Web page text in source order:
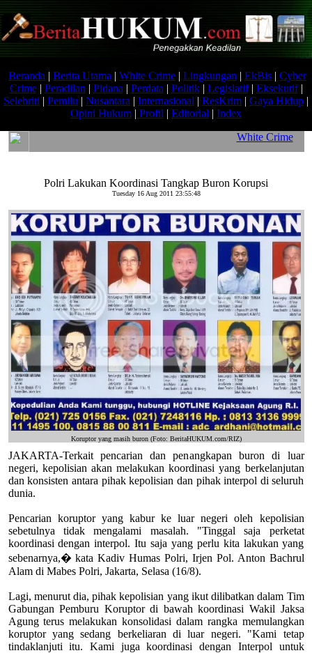
Beranda | Berita Utama | White Crime | Lingkungan | EkBis | Cyber
Crime| Peradilan | Pidana | Perdata | Politik| Legislatif| Eksekutif|
Selebriti | Pemilu | Nusantara | Internasional | ResKrim | Gaya Hidup |
Opini Hukum | Profil | Editorial | Index
White Crime
Polri Lakukan Koordinasi Tangkap Buron Korupsi
Tuesday 16 Aug 2011 23:55:48
Koruptor yang masih buron (Foto: BeritaHUKUM.com/RIZ)
JAKARTA-Terkait pencarian dan penangkapan buron di luar
negeri, kepolisian akan melakukan koordinasi yang berkelanjutan
dan konsisten antara pihak kepolisian dan pihak interpol di seluruh
dunia.
Pencarian koruptor yang kabur ke luar negeri oleh kepolisian
sebetulnya tidak mengalami masalah. "Tinggal saja perketat
koordinasi dengan interpol. Itu saja yang perlu kita lakukan yang
sebenarnya,� kata Kadiv Humas Polri, Irjen Pol. Anton Bachrul
Alam di Mabes Polri, Jakarta, Selasa (16/8).
Lagi, menurut dia, pihak kepolisian yang ikut dilibatkan dalam Tim
Gabungan Pemburu Koruptor di bawah koordinasi Wakil Jaksa
Agung terus melakukan konsolidasi dalam rangka memulangkan
koruptor yang sedang berkeliaran di luar negeri. "Kami tetap
tindaklanjuti itu. Kami juga koordinasi dengan Interpol untuk